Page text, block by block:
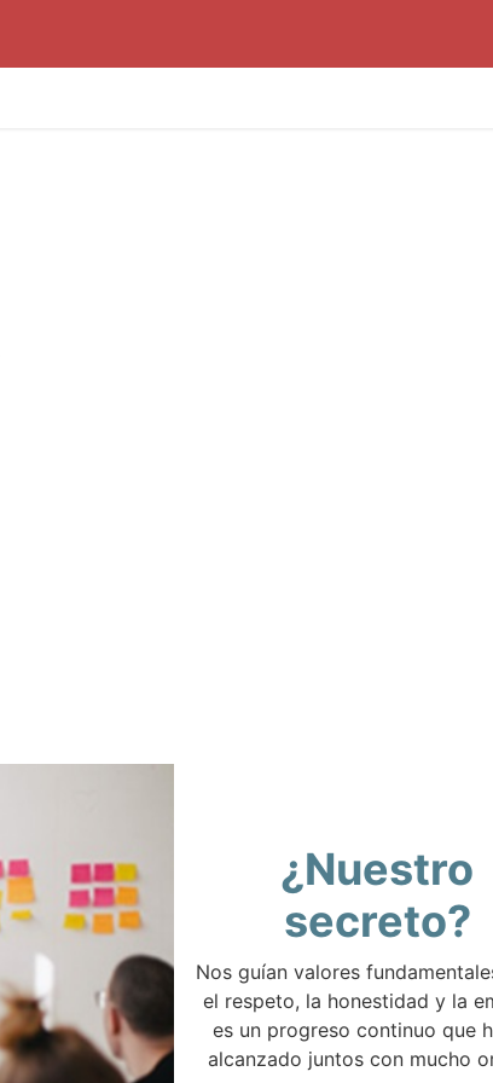
¿Nuestro
secreto?
Nos guían valores
el respeto, la honestidad y la
es un progreso continuo que
alcanzado juntos con mucho